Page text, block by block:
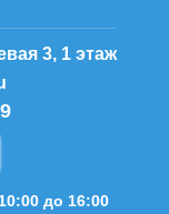
3, 1 этаж
до 16:00